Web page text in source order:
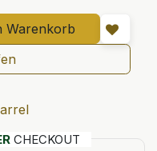
Warenkorb
CHECKOUT